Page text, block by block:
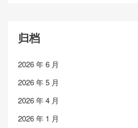
归档
2026 年 6 月
2026 年 5 月
2026 年 4 月
2026 年 1 月